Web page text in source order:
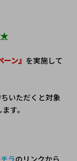
★
ン』 を実施して
いただくと対象
す。
ラのリンクから